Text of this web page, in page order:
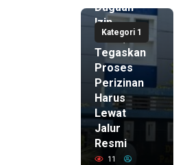
Kategori 1
Dugaan
Izin
Palsu,
Tegaskan
Proses
Perizinan
Harus
Lewat
Jalur
Resmi
11